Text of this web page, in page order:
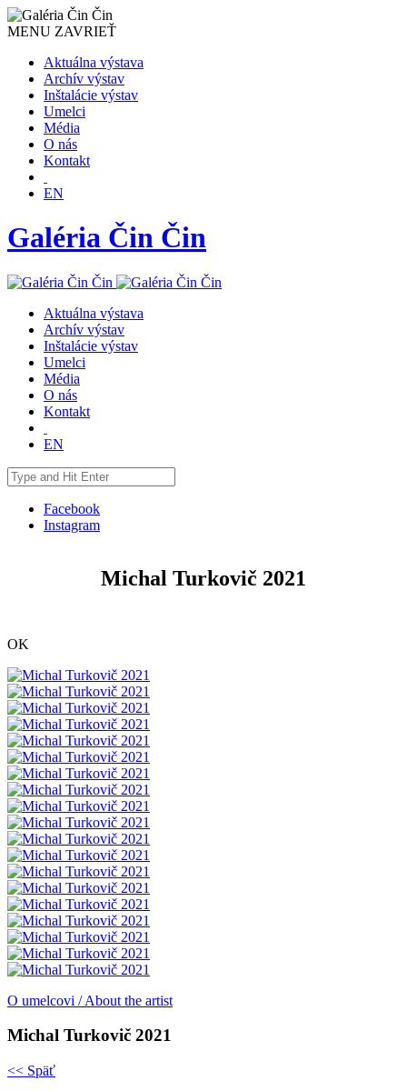
MENU ZAVRIEŤ
Aktuálna výstava
Archív výstav
Inštalácie výstav
Umelci
Média
O nás
Kontakt
EN
Galéria Čin Čin
Aktuálna výstava
Archív výstav
Inštalácie výstav
Umelci
Média
O nás
Kontakt
EN
Facebook
Instagram
Michal Turkovič 2021
OK
O umelcovi / About the artist
Michal Turkovič 2021
<< Späť